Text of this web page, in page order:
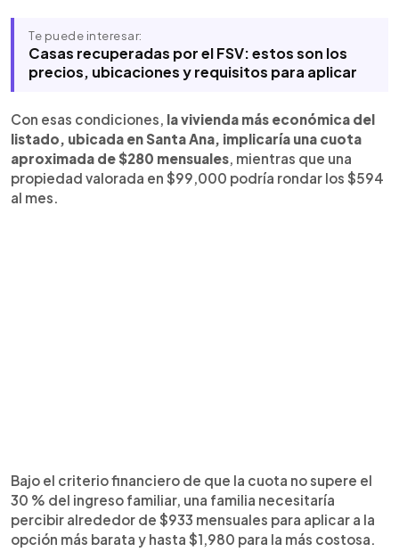
Te puede interesar:
Casas recuperadas por el FSV: estos son los
precios, ubicaciones y requisitos para aplicar
Con esas condiciones, la vivienda más económica del
listado, ubicada en Santa Ana, implicaría una cuota
aproximada de $280 mensuales, mientras que una
propiedad valorada en $99,000 podría rondar los $594
al mes.
Bajo el criterio financiero de que la cuota no supere el
30 % del ingreso familiar, una familia necesitaría
percibir alrededor de $933 mensuales para aplicar a la
opción más barata y hasta $1,980 para la más costosa.